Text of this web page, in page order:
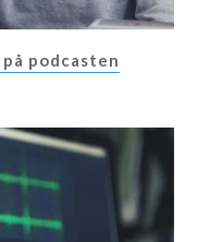
podcasten